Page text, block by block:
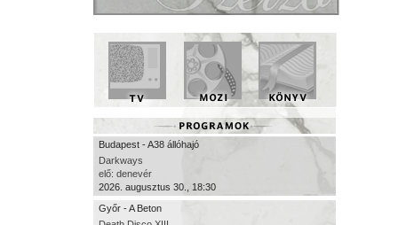
Budapest - A38 állóhajó
Darkways
elő: denevér
2026. augusztus 30., 18:30
Győr - A Beton